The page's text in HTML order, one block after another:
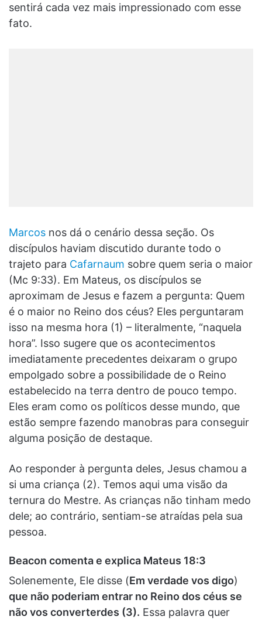
sentirá cada vez mais impressionado com esse
fato.
Marcos nos dá o cenário dessa seção. Os
discípulos haviam discutido durante todo o
trajeto para Cafarnaum sobre quem seria o maior
(Mc 9:33). Em Mateus, os discípulos se
aproximam de Jesus e fazem a pergunta: Quem
é o maior no Reino dos céus? Eles perguntaram
isso na mesma hora (1) – literalmente, “naquela
hora”. Isso sugere que os acontecimentos
imediatamente precedentes deixaram o grupo
empolgado sobre a possibilidade de o Reino
estabelecido na terra dentro de pouco tempo.
Eles eram como os políticos desse mundo, que
estão sempre fazendo manobras para conseguir
alguma posição de destaque.
Ao responder à pergunta deles, Jesus chamou a
si uma criança (2). Temos aqui uma visão da
ternura do Mestre. As crianças não tinham medo
dele; ao contrário, sentiam-se atraídas pela sua
pessoa.
Beacon comenta e explica Mateus 18:3
Solenemente, Ele disse (Em verdade vos digo)
que não poderiam entrar no Reino dos céus se
não vos converterdes (3). Essa palavra quer